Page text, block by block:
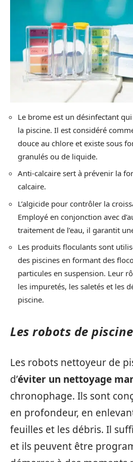
Le brome est un désinfectant
la piscine. Il est considéré
douce au chlore et existe sous
granulés ou de liquide.
Anti-calcaire sert à prévenir la
calcaire.
L’algicide pour contrôler la
Employé en conjonction avec
traitement de l’eau, il garantit
Les produits floculants sont
des piscines en formant des
particules en suspension. Leur
les impuretés, les saletés et les
piscine.
Les robots de piscine
Les robots nettoyeur de
d’éviter un nettoyage
chronophage. Ils sont
en profondeur, en
feuilles et les débris. Il
et ils peuvent être